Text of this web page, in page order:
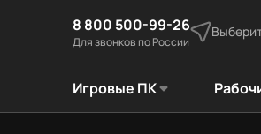
8 800 500-99-26
Для звонков по России
Игровые ПК